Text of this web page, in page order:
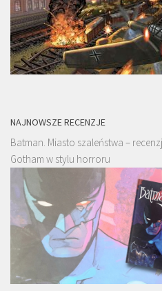
NAJNOWSZE RECENZJE
Batman. Miasto szaleństwa –
Gotham w stylu horroru